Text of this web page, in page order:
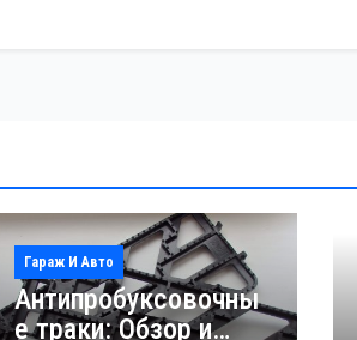
Гараж И Авто
Антипробуксовочны
е траки: Обзор и